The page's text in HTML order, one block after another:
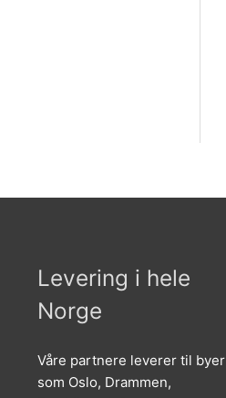
Levering i hele
Norge
Våre partnere leverer til byer
som Oslo, Drammen,